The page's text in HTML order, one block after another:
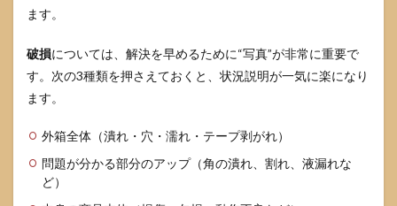
ます。
破損については、解決を早めるために“写真”が非常に重要で
す。次の3種類を押さえておくと、状況説明が一気に楽になり
ます。
外箱全体（潰れ・穴・濡れ・テープ剥がれ）
問題が分かる部分のアップ（角の潰れ、割れ、液漏れな
ど）